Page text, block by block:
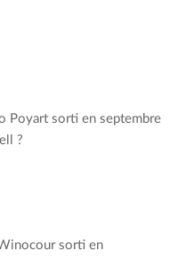
agent 47</span>
Poyart sorti en septembre
?
span>
sorti en